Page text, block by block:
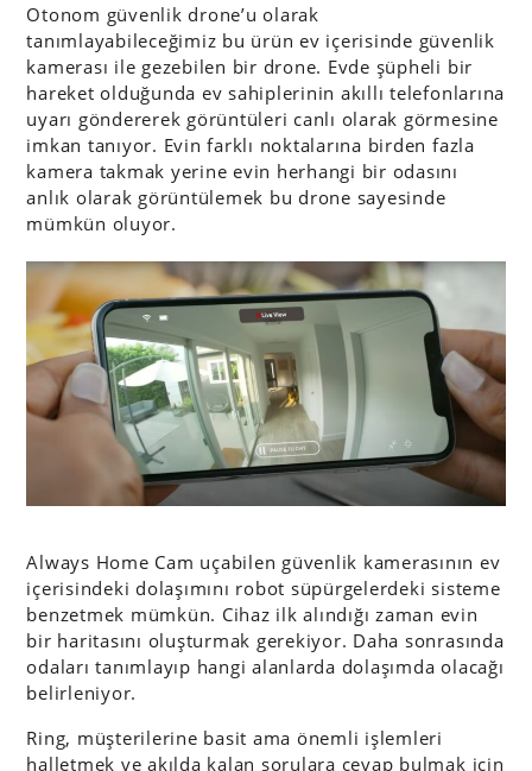
Otonom güvenlik drone’u olarak
tanımlayabileceğimiz bu ürün ev içerisinde güvenlik
kamerası ile gezebilen bir drone. Evde şüpheli bir
hareket olduğunda ev sahiplerinin akıllı telefonlarına
uyarı göndererek görüntüleri canlı olarak görmesine
imkan tanıyor. Evin farklı noktalarına birden fazla
kamera takmak yerine evin herhangi bir odasını
anlık olarak görüntülemek bu drone sayesinde
mümkün oluyor.
Always Home Cam uçabilen güvenlik kamerasının ev
içerisindeki dolaşımını robot süpürgelerdeki sisteme
benzetmek mümkün. Cihaz ilk alındığı zaman evin
bir haritasını oluşturmak gerekiyor. Daha sonrasında
odaları tanımlayıp hangi alanlarda dolaşımda olacağı
belirleniyor.
Ring, müşterilerine basit ama önemli işlemleri
halletmek ve akılda kalan sorulara cevap bulmak için